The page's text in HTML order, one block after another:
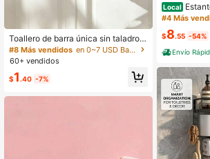
Toallero de barra única sin taladro,
soporte colgante para puerta de ga
binete, organizador de almacenami
#8 Más vendidos
en 0~7 USD Barras de toalla
60+ vendidos
$1 .40 -7%
Local
e tres
nte de
e, estante
#4 Más
$8.55 -54%
Envío